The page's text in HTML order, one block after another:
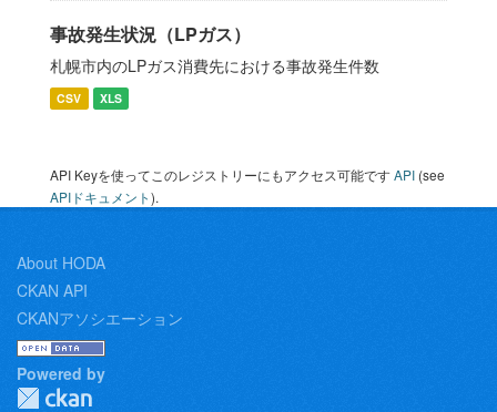
事故発生状況（LPガス）
札幌市内のLPガス消費先における事故発生件数
CSV XLS
API Keyを使ってこのレジストリーにもアクセス可能ですAPI (see
APIドキュメント).
About HODA
CKAN API
CKANアソシエーション
Powered by